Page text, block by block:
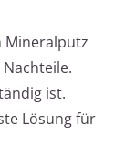
Mineralputz
ist.
Lösung für